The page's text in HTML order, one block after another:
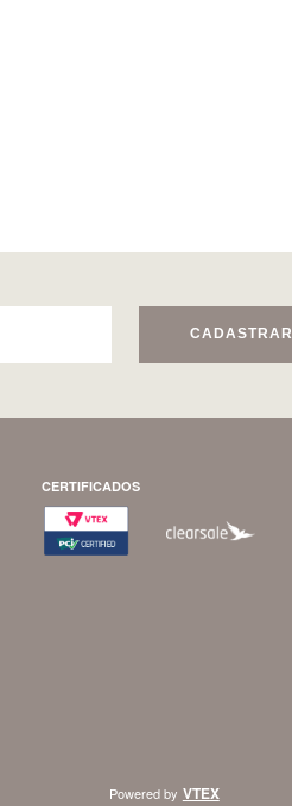
CADASTRAR
CERTIFICADOS
Powered by VTEX